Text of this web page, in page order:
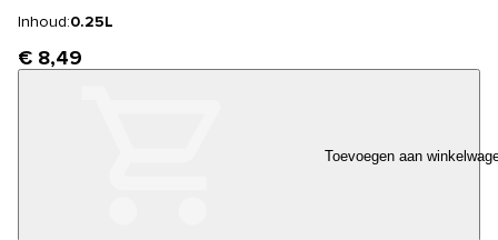
Inhoud:0.25L
€ 8,49
Toevoegen aan